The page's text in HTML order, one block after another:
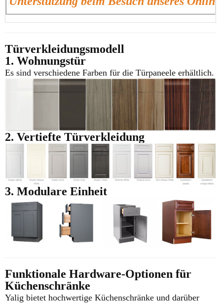
Türverkleidungsmodell
1. Wohnungstür
Es sind verschiedene Farben für die Türpaneele erhältlich.
2. Vertiefte Türverkleidung
3. Modulare Einheit
Funktionale Hardware-Optionen für
Küchenschränke
Yalig bietet hochwertige Küchenschränke und darüber